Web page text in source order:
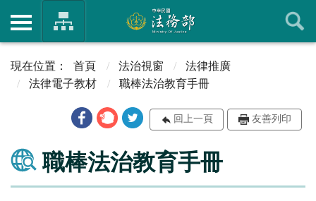
首頁 法治視窗
法律推廣
法律電子教材
職棒法治教育手冊
回上一頁 友善列印
職棒法治教育手冊